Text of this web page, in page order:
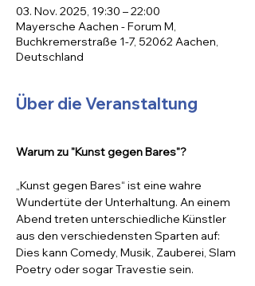
03. Nov. 2025, 19:30 – 22:00
Mayersche Aachen - Forum M,
Buchkremerstraße 1-7, 52062 Aachen,
Deutschland
Über die Veranstaltung
Warum zu "Kunst gegen Bares"?
„Kunst gegen Bares“ ist eine wahre
Wundertüte der Unterhaltung. An einem
Abend treten unterschiedliche Künstler
aus den verschiedensten Sparten auf:
Dies kann Comedy, Musik, Zauberei, Slam
Poetry oder sogar Travestie sein.